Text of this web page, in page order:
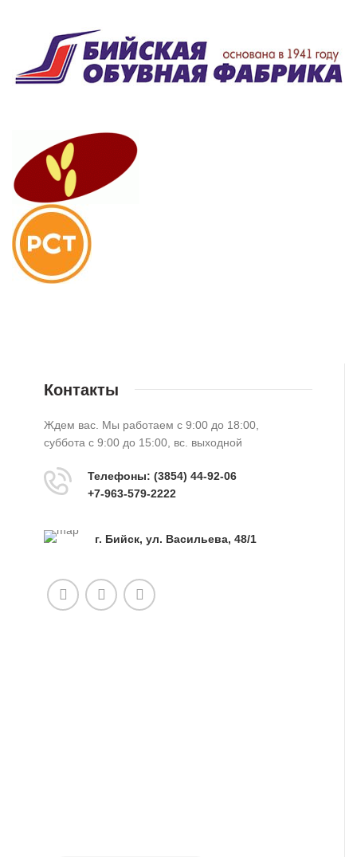
Контакты
Ждем вас. Мы работаем с 9:00 до 18:00,
суббота с 9:00 до 15:00, вс. выходной
Телефоны: (3854) 44-92-06
+7-963-579-2222
г. Бийск, ул. Васильева, 48/1